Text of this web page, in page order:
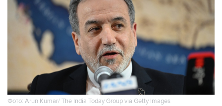
Фото: Arun Kumar/ The India Today Group via Getty Images